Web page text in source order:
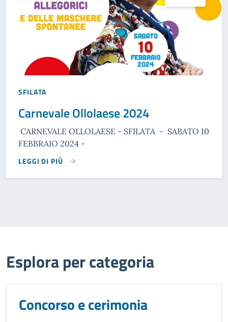
SFILATA
Carnevale Ollolaese 2024
CARNEVALE OLLOLAESE - SFILATA - SABATO 10
FEBBRAIO 2024 -
LEGGI DI PIÙ
Esplora per categoria
Concorso e cerimonia